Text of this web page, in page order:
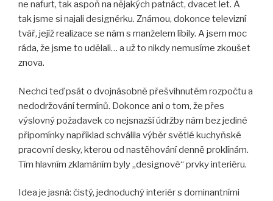
ne nafurt, tak aspoň na nějakých patnáct, dvacet let. A
tak jsme si najali designérku. Známou, dokonce televizní
tvář, jejíž realizace se nám s manželem líbily. A jsem moc
ráda, že jsme to udělali… a už to nikdy nemusíme zkoušet
znova.
Nechci teď psát o dvojnásobně přešvihnutém rozpočtu a
nedodržování termínů. Dokonce ani o tom, že přes
výslovný požadavek co nejsnazší údržby nám bez jediné
připomínky například schválila výběr světlé kuchyňské
pracovní desky, kterou od nastěhování denně proklínám.
Tím hlavním zklamáním byly „designové“ prvky interiéru.
Idea je jasná: čistý, jednoduchý interiér s dominantními